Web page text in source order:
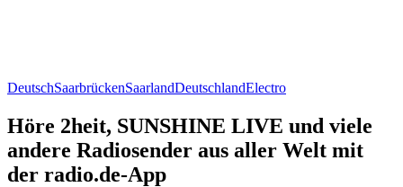
DeutschSaarbrückenSaarlandDeutschlandElectro
Höre 2heit, SUNSHINE LIVE und viele
andere Radiosender aus aller Welt mit
der radio.de-App